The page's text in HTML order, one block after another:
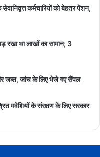
कर्मचारियों को बेहतर पेंशन,
रखा था लाखों का सामान; 3
जब्त, जांच के लिए भेजे गए सैंपल
मवेशियों के संरक्षण के लिए सरकार